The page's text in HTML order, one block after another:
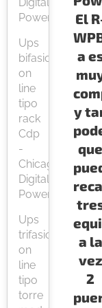
Power
Ups
bifasica
on
line
tipo
rack
Cdp
-
Chicago
Digital
Power
Ups
trifasica
on
line
tipo
torre
El
a
y
que
a la
vez
2